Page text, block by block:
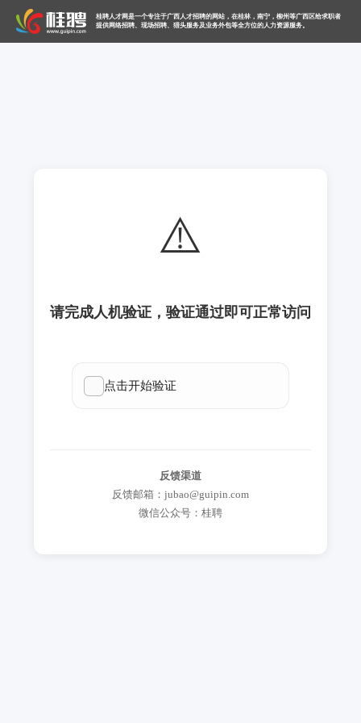
桂聘人才网是一个专注于广西人才招聘的网站，在桂林，南宁，柳州等广西区给求职者
提供网络招聘、现场招聘、猎头服务及业务外包等全方位的人力资源服务。
⚠️
请完成人机验证，验证通过即可正常访问
反馈渠道
反馈邮箱：jubao@guipin.com
微信公众号：桂聘